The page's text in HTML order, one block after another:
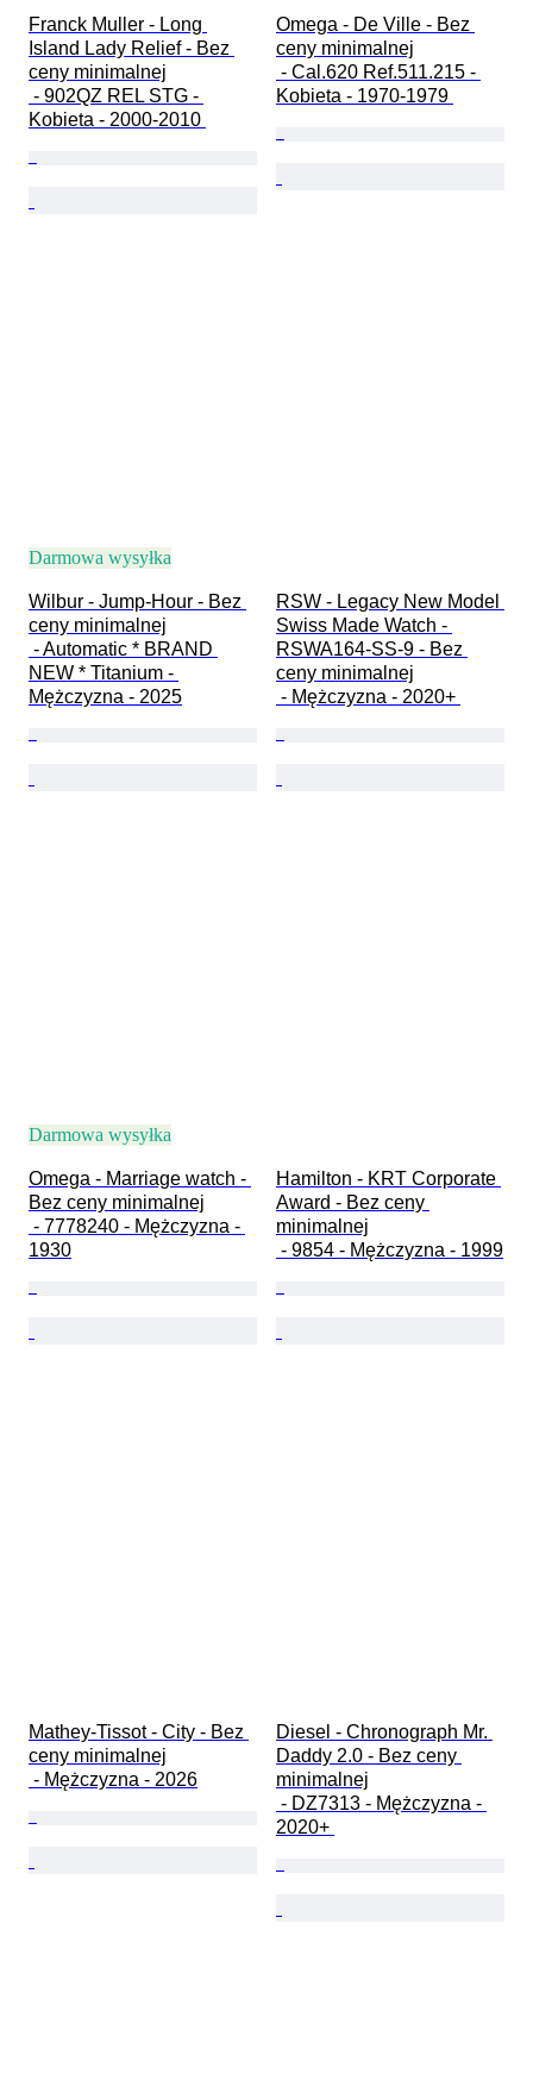
Franck Muller - Long
Island Lady Relief - Bez
ceny minimalnej
Kobieta - 2000-2010
Omega - De Ville - Bez
ceny minimalnej
Kobieta - 1970-1979
Darmowa wysyłka
Wilbur - Jump-Hour - Bez
ceny minimalnej
NEW * Titanium -
Mężczyzna - 2025
RSW - Legacy New Model
Swiss Made Watch -
RSWA164-SS-9 - Bez
ceny minimalnej
- Mężczyzna - 2020+
Darmowa wysyłka
Omega - Marriage watch -
Bez ceny minimalnej
1930
Hamilton - KRT Corporate
Award - Bez ceny
minimalnej
- 9854 - Mężczyzna - 1999
Mathey-Tissot - City - Bez
ceny minimalnej
- Mężczyzna - 2026
Diesel - Chronograph Mr.
Daddy 2.0 - Bez ceny
minimalnej
2020+